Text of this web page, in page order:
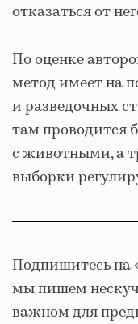
отказаться от
По оценке
метод имеет на
и разведочных
там проводится
с животными, а
выборки
Подпишитесь на
мы пишем
важном для